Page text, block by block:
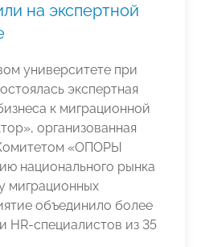
на экспертной
университете при
экспертная
к миграционной
организованная
«ОПОРЫ
национального рынка
миграционных
объединило более
HR-специалистов из 35